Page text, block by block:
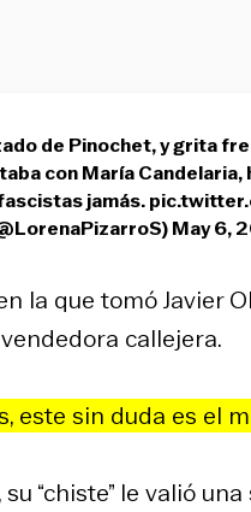
de Pinochet, y grita
con María
jamás.
May 6,
la que tomó Javier
callejera.
este sin duda es el
“chiste” le valió